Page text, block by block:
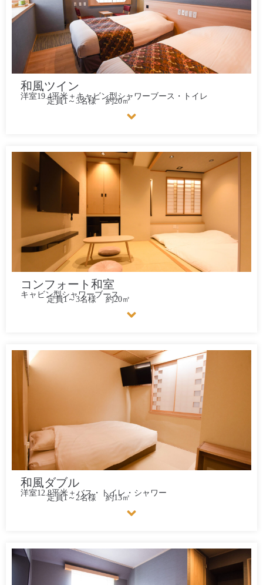
和風ツイン
洋室19.4平米＋キャビン型シャワーブース・トイレ
定員1～3名様 約20㎡
コンフォート和室
キャビン型シャワーブース
定員1～3名様 約20㎡
和風ダブル
洋室12.8平米＋バス・トイレ・シャワー
定員1～2名様 約13㎡